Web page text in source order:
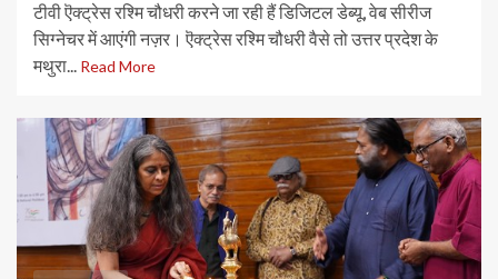
टीवी ऎक्ट्रेस रश्मि चौधरी करने जा रही हैं डिजिटल डेब्यू, वेब सीरीज
सिग्नेचर में आएंगी नज़र। ऎक्ट्रेस रश्मि चौधरी वैसे तो उत्तर प्रदेश के
मथुरा... Read More